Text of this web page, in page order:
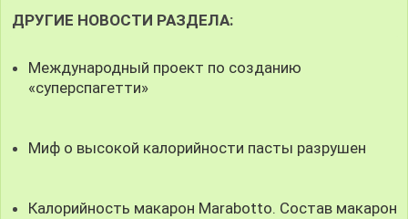
ДРУГИЕ НОВОСТИ РАЗДЕЛА:
Международный проект по созданию
«суперспагетти»
Миф о высокой калорийности пасты разрушен
Калорийность макарон Marabotto. Состав макарон